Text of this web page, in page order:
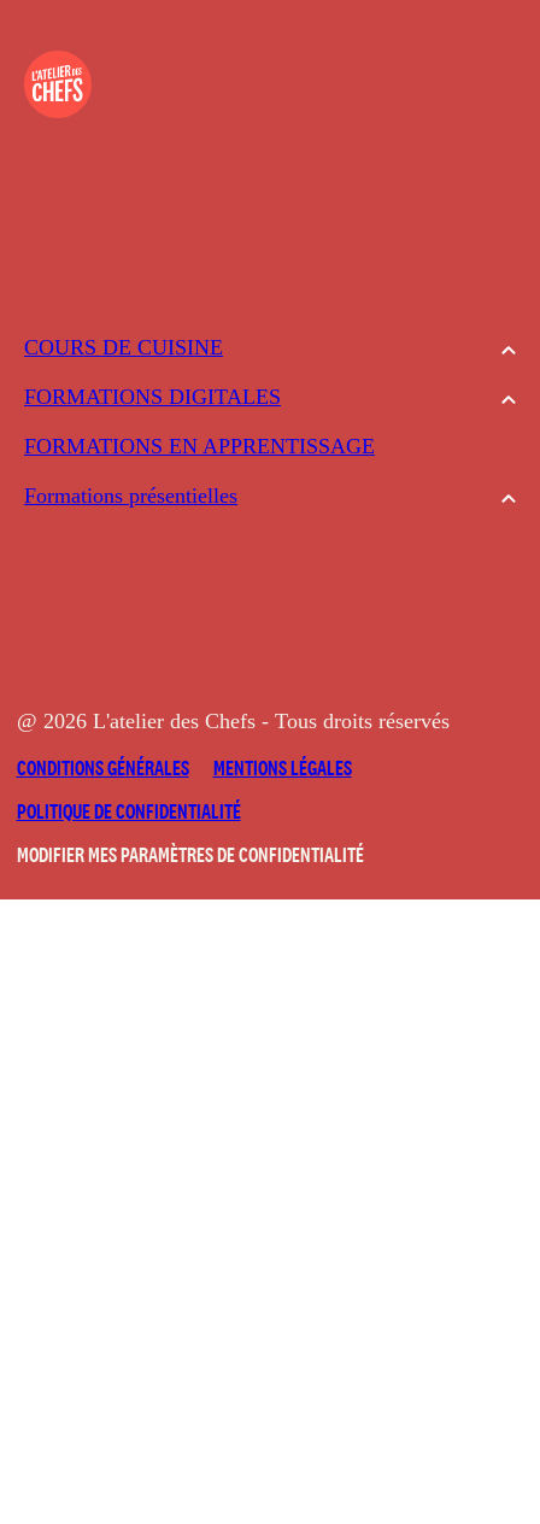
COURS DE CUISINE
FORMATIONS DIGITALES
FORMATIONS EN APPRENTISSAGE
Formations présentielles
@ 2026 L'atelier des Chefs - Tous droits réservés
CONDITIONS GÉNÉRALES
MENTIONS LÉGALES
POLITIQUE DE CONFIDENTIALITÉ
MODIFIER MES PARAMÈTRES DE CONFIDENTIALITÉ